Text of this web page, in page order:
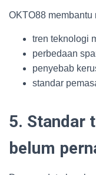
OKTO88 membantu
tren teknologi
perbedaan
penyebab
standar
5. Standar
belum